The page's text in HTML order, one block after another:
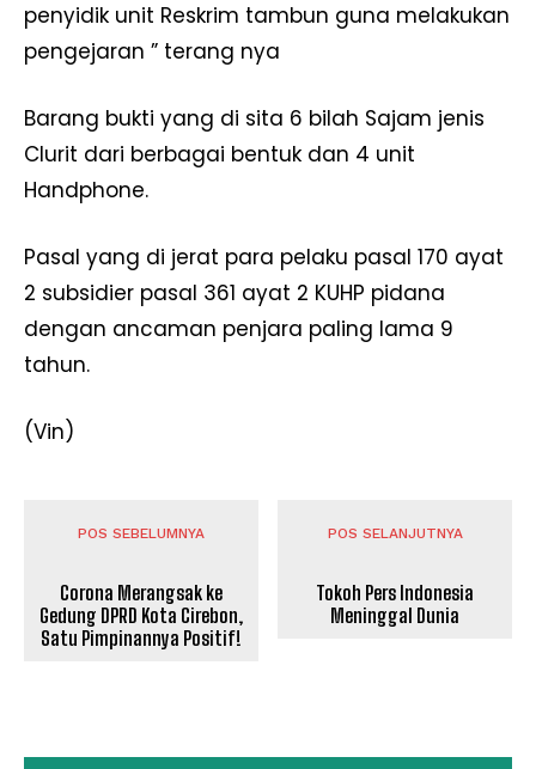
penyidik unit Reskrim tambun guna melakukan
pengejaran ” terang nya
Barang bukti yang di sita 6 bilah Sajam jenis
Clurit dari berbagai bentuk dan 4 unit
Handphone.
Pasal yang di jerat para pelaku pasal 170 ayat
2 subsidier pasal 361 ayat 2 KUHP pidana
dengan ancaman penjara paling lama 9
tahun.
(Vin)
POS SEBELUMNYA
Corona Merangsak ke
Gedung DPRD Kota Cirebon,
Satu Pimpinannya Positif!
POS SELANJUTNYA
Tokoh Pers Indonesia
Meninggal Dunia